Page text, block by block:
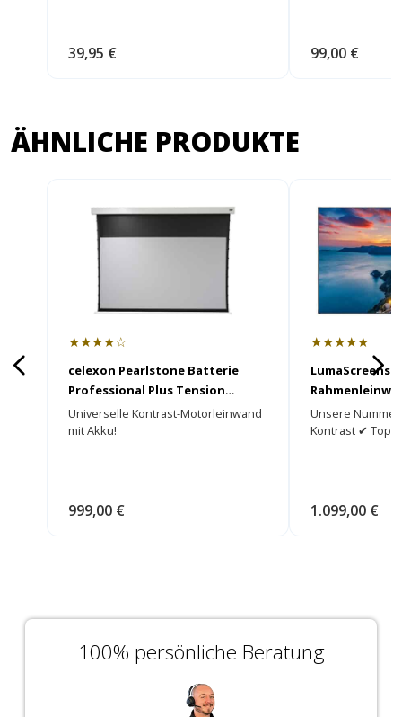
39,95 € 99,00 €
ÄHNLICHE PRODUKTE
★★★★☆
celexon Pearlstone Batterie
Professional Plus Tension
Motorleinwand
Universelle Kontrast-Motorleinwand
mit Akku!
999,00 €
★★★★★
LumaScreens
Unsere
Kontrast ✔ Top
1.099,00 €
100% persönliche Beratung